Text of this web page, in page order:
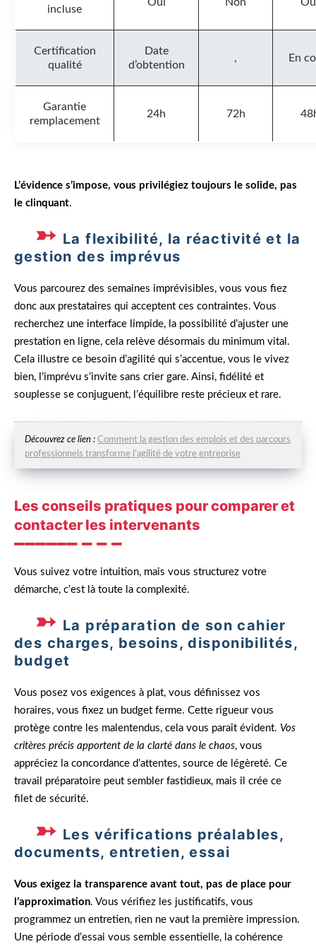
incluse
Oui Non
Certification
qualité
Date
d’obtention
, En
Garantie
remplacement
24h 72h
L’évidence s’impose, vous privilégiez toujours le solide, pas
le clinquant.
La flexibilité, la réactivité et la
gestion des imprévus
Vous parcourez des semaines imprévisibles, vous vous fiez
donc aux prestataires qui acceptent ces contraintes. Vous
recherchez une interface limpide, la possibilité d’ajuster une
prestation en ligne, cela relève désormais du minimum vital.
Cela illustre ce besoin d’agilité qui s’accentue, vous le vivez
bien, l’imprévu s’invite sans crier gare. Ainsi, fidélité et
souplesse se conjuguent, l’équilibre reste précieux et rare.
Découvrez ce lien : Comment la gestion des emplois et des parcours
professionnels transforme l’agilité de votre entreprise
Les conseils pratiques pour comparer et
contacter les intervenants
Vous suivez votre intuition, mais vous structurez votre
démarche, c’est là toute la complexité.
La préparation de son cahier
des charges, besoins, disponibilités,
budget
Vous posez vos exigences à plat, vous définissez vos
horaires, vous fixez un budget ferme. Cette rigueur vous
protège contre les malentendus, cela vous paraît évident. Vos
critères précis apportent de la clarté dans le chaos, vous
appréciez la concordance d’attentes, source de légèreté. Ce
travail préparatoire peut sembler fastidieux, mais il crée ce
filet de sécurité.
Les vérifications préalables,
documents, entretien, essai
Vous exigez la transparence avant tout, pas de place pour
l’approximation. Vous vérifiez les justificatifs, vous
programmez un entretien, rien ne vaut la première impression.
Une période d’essai vous semble essentielle, la cohérence